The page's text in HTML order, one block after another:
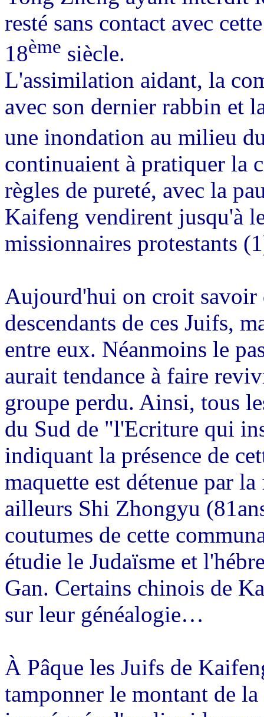
resté sans contact avec
18ème siècle.
L'assimilation aidant, la
avec son dernier rabbin et
une inondation au milieu
continuaient à pratiquer la
règles de pureté, avec la
Kaifeng vendirent jusqu'à
missionnaires protestants
Aujourd'hui on croit savoir
descendants de ces Juifs,
entre eux. Néanmoins le
aurait tendance à faire
groupe perdu. Ainsi, tous
du Sud de "l'Ecriture qui
indiquant la présence de
maquette est détenue par
ailleurs Shi Zhongyu
coutumes de cette
étudie le Judaïsme et
Gan. Certains chinois de
sur leur généalogie…
À Pâque les Juifs de
tamponner le montant de